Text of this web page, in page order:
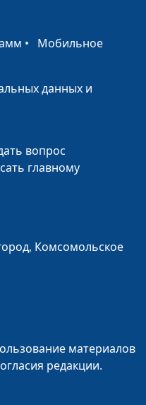
Зайцев,
Зайцев,
Зайцев,
Зайцев,
#358
• Мобильное
данных и
вопрос
главному
Комсомольское
материалов
редакции.